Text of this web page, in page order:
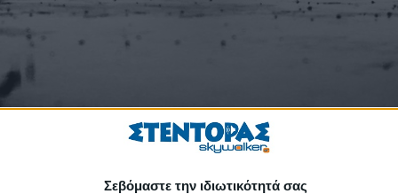
Σεβόμαστε την ιδιωτικότητά σας